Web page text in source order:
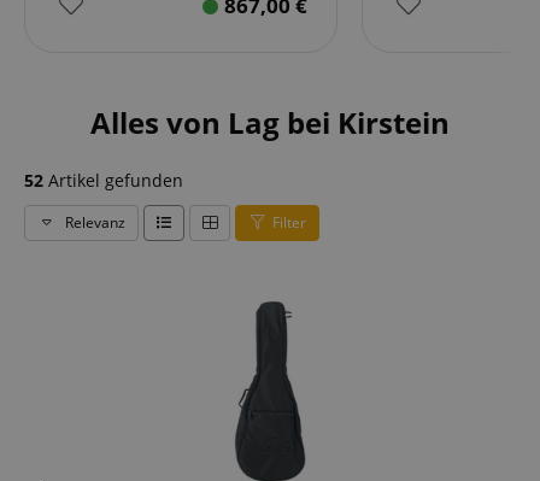
Alles von Lag bei Kirstein
52 Artikel gefunden
Relevanz Filter